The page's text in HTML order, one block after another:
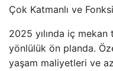
Çok Katmanlı ve
2025 yılında iç
yönlülük ön planda.
yaşam maliyetleri ve